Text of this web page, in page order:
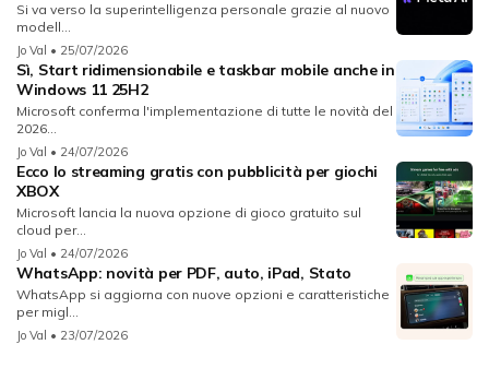
Si va verso la superintelligenza personale grazie al nuovo
modell...
Jo Val • 25/07/2026
Sì, Start ridimensionabile e taskbar mobile anche in
Windows 11 25H2
Microsoft conferma l'implementazione di tutte le novità del
2026...
Jo Val • 24/07/2026
Ecco lo streaming gratis con pubblicità per giochi
XBOX
Microsoft lancia la nuova opzione di gioco gratuito sul
cloud per...
Jo Val • 24/07/2026
WhatsApp: novità per PDF, auto, iPad, Stato
WhatsApp si aggiorna con nuove opzioni e caratteristiche
per migl...
Jo Val • 23/07/2026